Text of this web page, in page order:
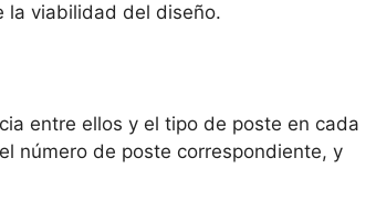
la viabilidad del diseño.
entre ellos y el tipo de poste en cada
número de poste correspondiente, y